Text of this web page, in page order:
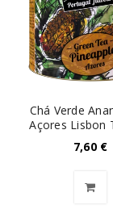
Chá Verde
Açores Lisbon
7,60 €